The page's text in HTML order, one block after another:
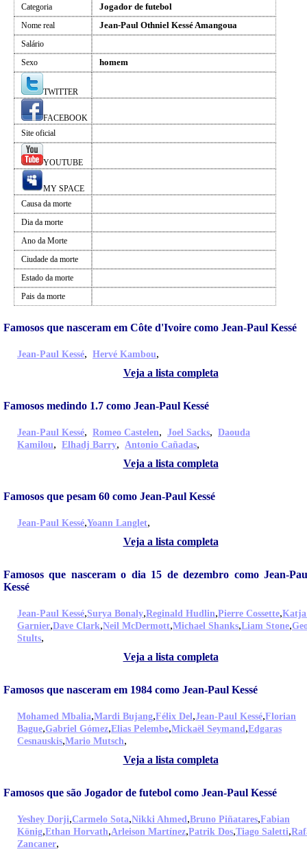
Categoria Jogador de futebol
Nome real Jean-Paul Othniel Kessé Amangoua
Salário
Sexo
homem
TWITTER
FACEBOOK
Site oficial
YOUTUBE
MY SPACE
Causa da morte
Dia da morte
Ano da Morte
Ciudade da morte
Estado da morte
Pais da morte
Famosos que nasceram em Côte d'Ivoire como Jean-Paul Kessé
Jean-Paul Kessé, Hervé Kambou,
Veja a lista completa
Famosos medindo 1.7 como Jean-Paul Kessé
Jean-Paul Kessé, Romeo Castelen, Joel Sacks, Daouda
Kamilou, Elhadj Barry, Antonio Cañadas,
Veja a lista completa
Famosos que pesam 60 como Jean-Paul Kessé
Jean-Paul Kessé,Yoann Langlet,
Veja a lista completa
Famosos que nasceram o dia 15 de dezembro como Jean-
Kessé
Jean-Paul Kessé,Surya Bonaly,Reginald Hudlin,Pierre Cossette,
Garnier,Dave Clark,Neil McDermott,Michael Shanks,Liam Stone,
Stults,
Veja a lista completa
Famosos que nasceram em 1984 como Jean-Paul Kessé
Mohamed Mbalia,Mardi Bujang,Félix Del,Jean-Paul Kessé,Florian
Bague,Gabriel Gómez,Elias Pelembe,Mickaël Seymand,Edgaras
Cesnauskis,Mario Mutsch,
Veja a lista completa
Famosos que são Jogador de futebol como Jean-Paul Kessé
Yeshey Dorji,Carmelo Sota,Nikki Ahmed,Bruno Piñatares,Fabian
König,Ethan Horvath,Arleison Martínez,Patrik Dos,Tiago Saletti,
Zancaner,